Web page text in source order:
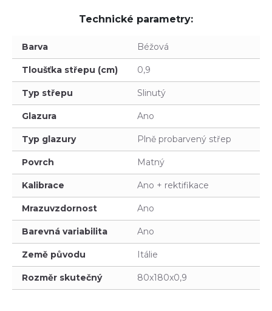
Technické parametry:
Barva Béžová
Tloušťka střepu (cm) 0,9
Typ střepu Slinutý
Glazura Ano
Typ glazury Plně probarvený střep
Povrch Matný
Kalibrace Ano + rektifikace
Mrazuvzdornost Ano
Barevná variabilita Ano
Země původu Itálie
Rozměr skutečný 80x180x0,9